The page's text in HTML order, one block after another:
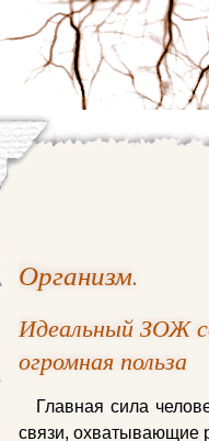
Организм.
Идеальный ЗОЖ
огромная польза
Главная сила
связи, охватывающие